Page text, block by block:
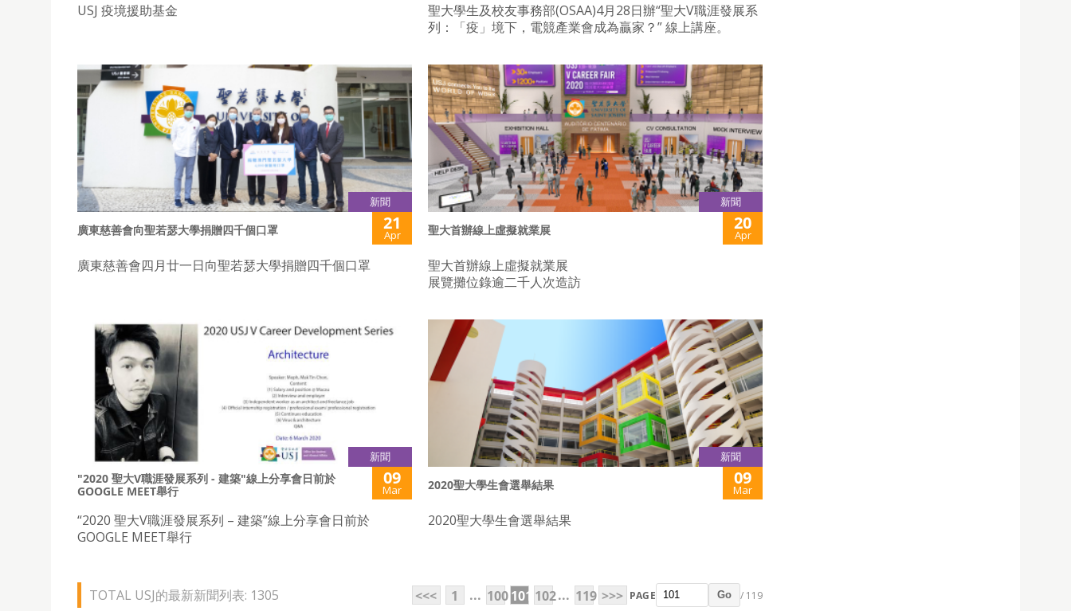
USJ 疫境援助基金
聖大學生及校友事務部(OSAA)4月28日辦“聖大V職涯發展系
列：「疫」境下，電競產業會成為贏家？” 線上講座。
新聞
廣東慈善會向聖若瑟大學捐贈四千個口罩 21
Apr
廣東慈善會四月廿一日向聖若瑟大學捐贈四千個口罩
新聞
聖大首辦線上虛擬就業展 20
Apr
聖大首辦線上虛擬就業展
展覽攤位錄逾二千人次造訪
新聞
"2020 聖大V職涯發展系列 - 建築"線上分享會日前於
GOOGLE MEET舉行
09
Mar
“2020 聖大V職涯發展系列 – 建築”線上分享會日前於
GOOGLE MEET舉行
新聞
2020聖大學生會選舉結果 09
Mar
2020聖大學生會選舉結果
TOTAL USJ的最新新聞列表: 1305 <<< 1 ... 100101 102... 119 >>> PAGE Go / 119